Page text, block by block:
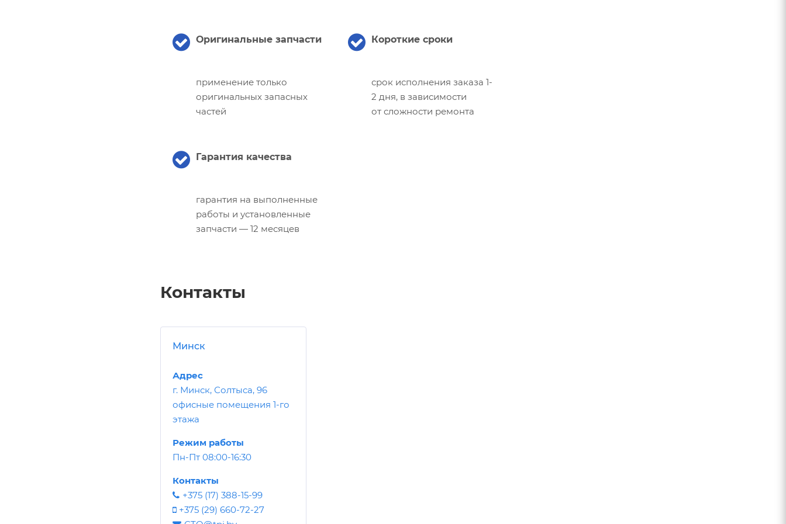
Оригинальные запчасти
применение только
оригинальных запасных
частей
Короткие сроки
срок исполнения заказа 1-
2 дня, в зависимости
от сложности ремонта
Гарантия качества
гарантия на выполненные
работы и установленные
запчасти — 12 месяцев
Контакты
Минск
Адрес
г. Минск, Солтыса, 96
офисные помещения 1-го
этажа
Режим работы
Пн-Пт 08:00-16:30
Контакты
+375 (17) 388-15-99
+375 (29) 660-72-27